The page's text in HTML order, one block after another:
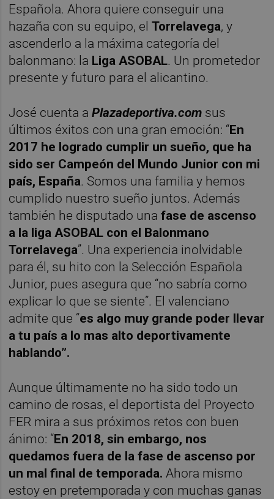
Española. Ahora quiere conseguir una
hazaña con su equipo, elTorrelavega, y
ascenderlo a la máxima categoría del
balonmano: la Liga ASOBAL. Un prometedor
presente y futuro para el alicantino.
José cuenta aPlazadeportiva.com sus
últimos éxitos con una gran emoción: “En
2017 he logrado cumplir un sueño, que ha
sido ser Campeón del Mundo Junior con mi
país, España. Somos una familia y hemos
cumplido nuestro sueño juntos. Además
también he disputado unafase de ascenso
a la liga ASOBAL con el Balonmano
Torrelavega”. Una experiencia inolvidable
para él, su hito con la Selección Española
Junior, pues asegura que “no sabría como
explicar lo que se siente”. El valenciano
admite que “es algo muy grande poder llevar
a tu país a lo mas alto deportivamente
hablando”.
Aunque últimamente no ha sido todo un
camino de rosas, el deportista del Proyecto
FER mira a sus próximos retos con buen
ánimo: “En 2018, sin embargo, nos
quedamos fuera de la fase de ascenso por
un mal final de temporada. Ahora mismo
estoy en pretemporada y con muchas ganas